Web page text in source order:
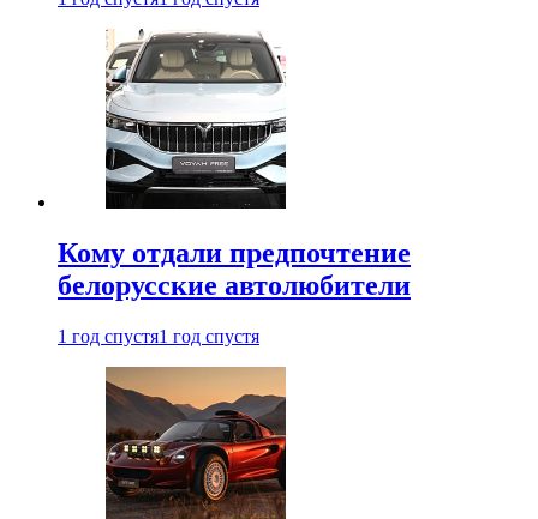
Кому отдали предпочтение
белорусские автолюбители
1 год спустя1 год спустя